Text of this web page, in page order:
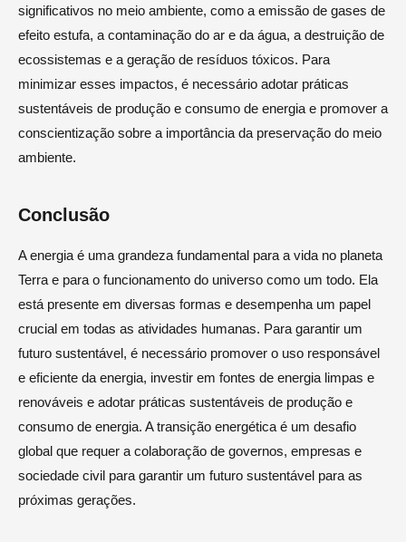
significativos no meio ambiente, como a emissão de gases de
efeito estufa, a contaminação do ar e da água, a destruição de
ecossistemas e a geração de resíduos tóxicos. Para
minimizar esses impactos, é necessário adotar práticas
sustentáveis de produção e consumo de energia e promover a
conscientização sobre a importância da preservação do meio
ambiente.
Conclusão
A energia é uma grandeza fundamental para a vida no planeta
Terra e para o funcionamento do universo como um todo. Ela
está presente em diversas formas e desempenha um papel
crucial em todas as atividades humanas. Para garantir um
futuro sustentável, é necessário promover o uso responsável
e eficiente da energia, investir em fontes de energia limpas e
renováveis e adotar práticas sustentáveis de produção e
consumo de energia. A transição energética é um desafio
global que requer a colaboração de governos, empresas e
sociedade civil para garantir um futuro sustentável para as
próximas gerações.